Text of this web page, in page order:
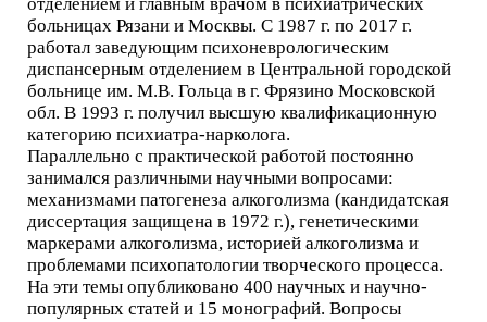
больницах Рязани и Москвы. C 1987 г. по 2017 г.
работал заведующим психоневрологическим
диспансерным отделением в Центральной городской
больнице им. М.В. Гольца в г. Фрязино Московской
обл. В 1993 г. получил высшую квалификационную
категорию психиатра-нарколога.
Параллельно с практической работой постоянно
занимался различными научными вопросами:
механизмами патогенеза алкоголизма (кандидатская
диссертация защищена в 1972 г.), генетическими
маркерами алкоголизма, историей алкоголизма и
проблемами психопатологии творческого процесса.
На эти темы опубликовано 400 научных и научно-
популярных статей и 15 монографий. Вопросы